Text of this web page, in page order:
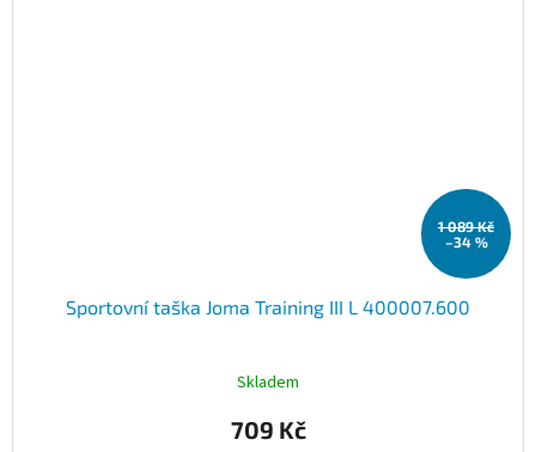
1 089 Kč
–34 %
Sportovní taška Joma Training III L 400007.600
Skladem
709 Kč